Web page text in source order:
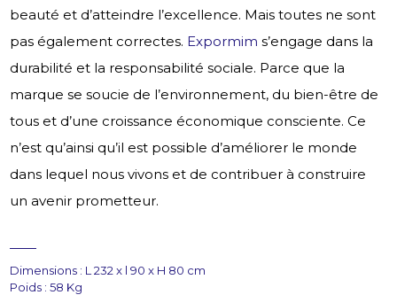
beauté et d’atteindre l’excellence. Mais toutes ne sont
pas également correctes. Expormim s’engage dans la
durabilité et la responsabilité sociale. Parce que la
marque se soucie de l’environnement, du bien-être de
tous et d’une croissance économique consciente. Ce
n’est qu’ainsi qu’il est possible d’améliorer le monde
dans lequel nous vivons et de contribuer à construire
un avenir prometteur.
Dimensions : L 232 x l 90 x H 80 cm
Poids : 58 Kg